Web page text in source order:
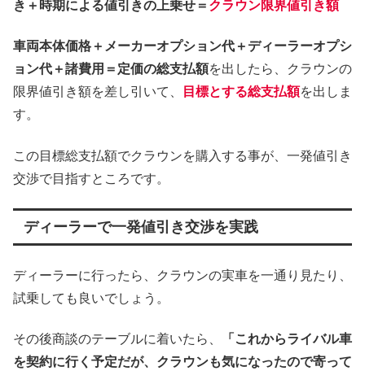
き＋時期による値引きの上乗せ＝ クラウン限界値引き額
車両本体価格＋メーカーオプション代＋ディーラーオプシ
ョン代＋諸費用＝定価の総支払額を出したら、クラウンの
限界値引き額を差し引いて、
目標とする総支払額を出しま
す。
この目標総支払額でクラウンを購入する事が、一発値引き
交渉で目指すところです。
ディーラーで一発値引き交渉を実践
ディーラーに行ったら、クラウンの実車を一通り見たり、
試乗しても良いでしょう。
その後商談のテーブルに着いたら、
「これからライバル車
を契約に行く予定だが、クラウンも気になったので寄って